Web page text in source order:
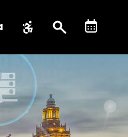
de asistencia